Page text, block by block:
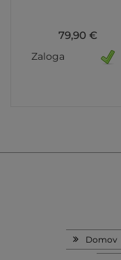
79,90 €
Zaloga
Domov